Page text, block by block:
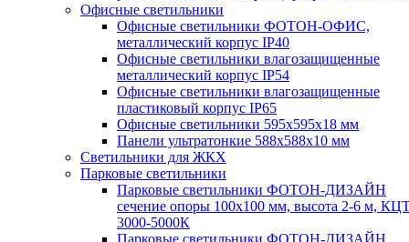
Офисные светильники
Офисные светильники ФОТОН-ОФИС,
металлический корпус IP40
Офисные светильники влагозащищенные
металлический корпус IP54
Офисные светильники влагозащищенные
пластиковый корпус IP65
Офисные светильники 595х595х18 мм
Панели ультратонкие 588х588х10 мм
Светильники для ЖКХ
Парковые светильники
Парковые светильники ФОТОН-ДИЗАЙН
сечение опоры 100х100 мм, высота 2-6 м,
3000-5000К
Парковые светильники ФОТОН-ДИЗАЙН